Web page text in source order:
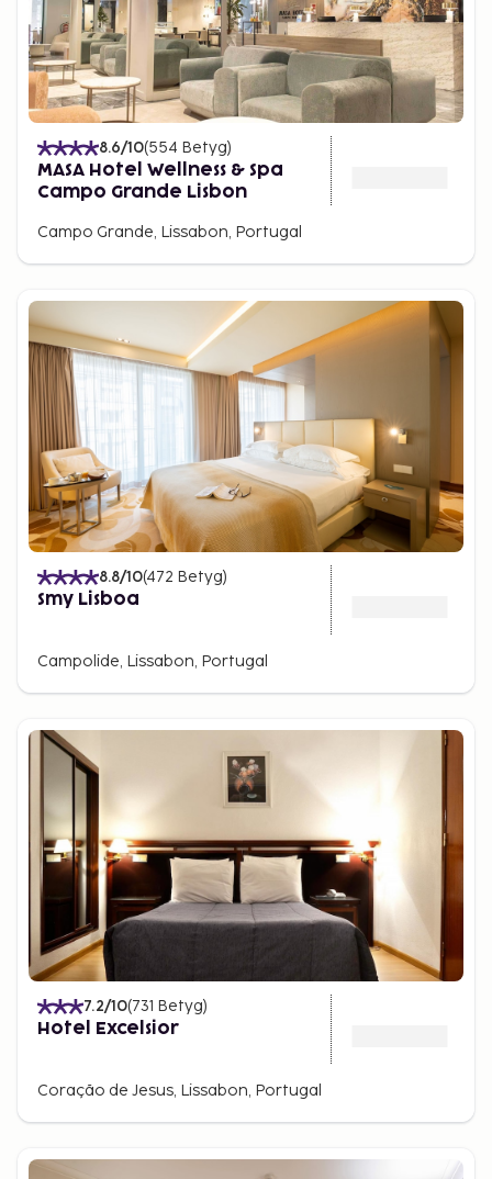
8.6/10(554 Betyg)
MASA Hotel Wellness & Spa
Campo Grande Lisbon
Campo Grande, Lissabon, Portugal
8.8/10(472 Betyg)
Smy Lisboa
Campolide, Lissabon, Portugal
7.2/10(731 Betyg)
Hotel Excelsior
Coração de Jesus, Lissabon, Portugal